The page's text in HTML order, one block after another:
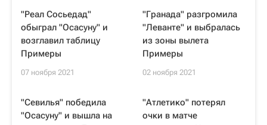
"Реал Сосьедад"
обыграл "Осасуну" и
возглавил таблицу
Примеры
07 ноября 2021
"Гранада" разгромила
"Леванте" и выбралась
из зоны вылета
Примеры
02 ноября 2021
"Севилья" победила
"Осасуну" и вышла на
"Атлетико" потерял
очки в матче